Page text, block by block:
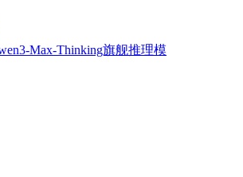
Max-Thinking旗舰推理模